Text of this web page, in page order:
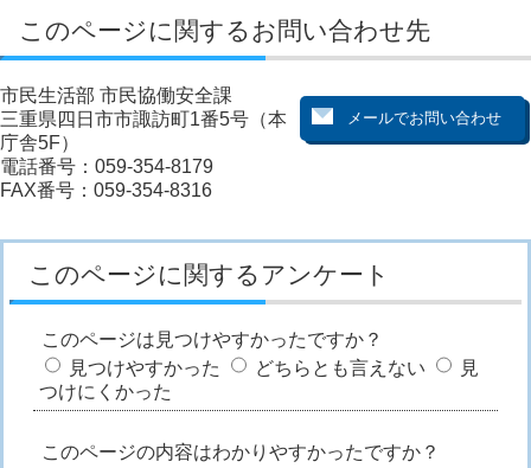
このページに関するお問い合わせ先
市民生活部 市民協働安全課
三重県四日市市諏訪町1番5号（本
庁舎5F）
電話番号：059-354-8179
FAX番号：059-354-8316
このページに関するアンケート
このページは見つけやすかったですか？
見つけやすかった
どちらとも言えない
見
つけにくかった
このページの内容はわかりやすかったですか？